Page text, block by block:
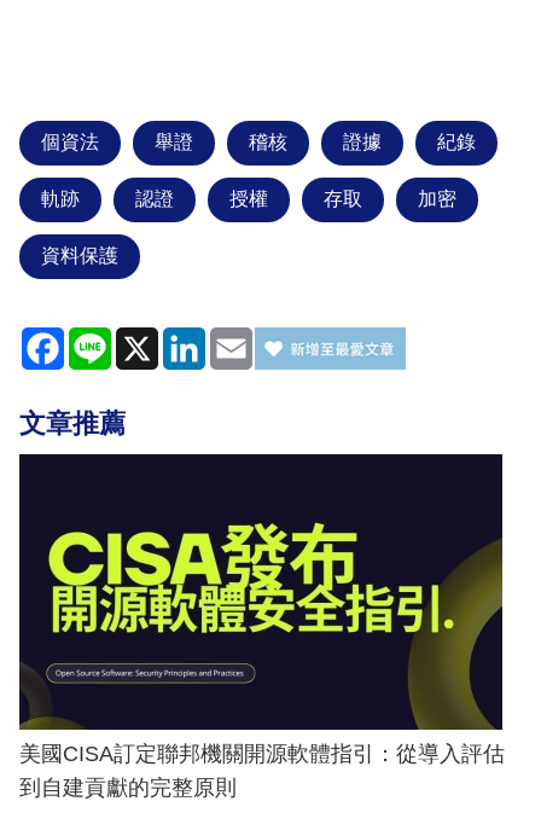
個資法 舉證 稽核 證據 紀錄
軌跡 認證 授權 存取 加密
資料保護
Facebook
Line X LinkedIn
Email
文章推薦
美國CISA訂定聯邦機關開源軟體指引：從導入評估
到自建貢獻的完整原則